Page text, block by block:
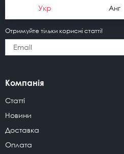
Укр Анг
Отримуйте тільки корисні статті!
Компанія
Статті
Новини
Доставка
Оплата